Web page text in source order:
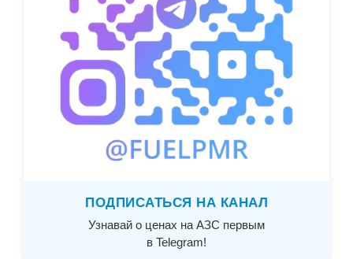
ПОДПИСАТЬСЯ НА КАНАЛ
Узнавай о ценах на АЗС первым
в Telegram!